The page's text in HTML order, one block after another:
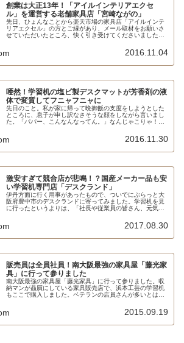
創業は大正13年！「アイルインテリアエクセ
ル」を運営する老舗家具店「宮崎ながの」
先日、ひょんなことから楽天市場の家具店「アイルインテ
リアエクセル」の方とご縁があり、メール取材をお願いさ
せていただいたところ、快く引き受けてくださいました。
2016.11.04
唖然！学習机の塩ビ製デスクマットが芳香剤の液
体で変質してフニャフニャに
先日のこと。私が家に帰って晩御飯の支度をしようとした
ところに、息子が申し訳なさそうな顔をしながら言いまし
た。「パパー、こんなんなってん。」なんじゃこりゃ！？
2016.11.30
激安すぎて競合店が悲鳴！？国産メーカー品も安
い学習机専門店「デスクランド」
伊丹方面に行く用事があったもので、ついでにぶらっと大
阪府豊中市のデスクランドに寄ってみました。学習机を見
に行ったというよりは、「社長や従業員の皆さん、元気か
2017.08.30
販売員は全員社員！南大阪最強の家具屋「藤光家
具」に行って参りました
南大阪最強の家具屋「藤光家具」に行って参りました。収
納マンが贔屓にしている家具販売店で、浜本工芸の学習机
もここで購入しました。ベテランの店員さんが多いとは思
2015.09.19